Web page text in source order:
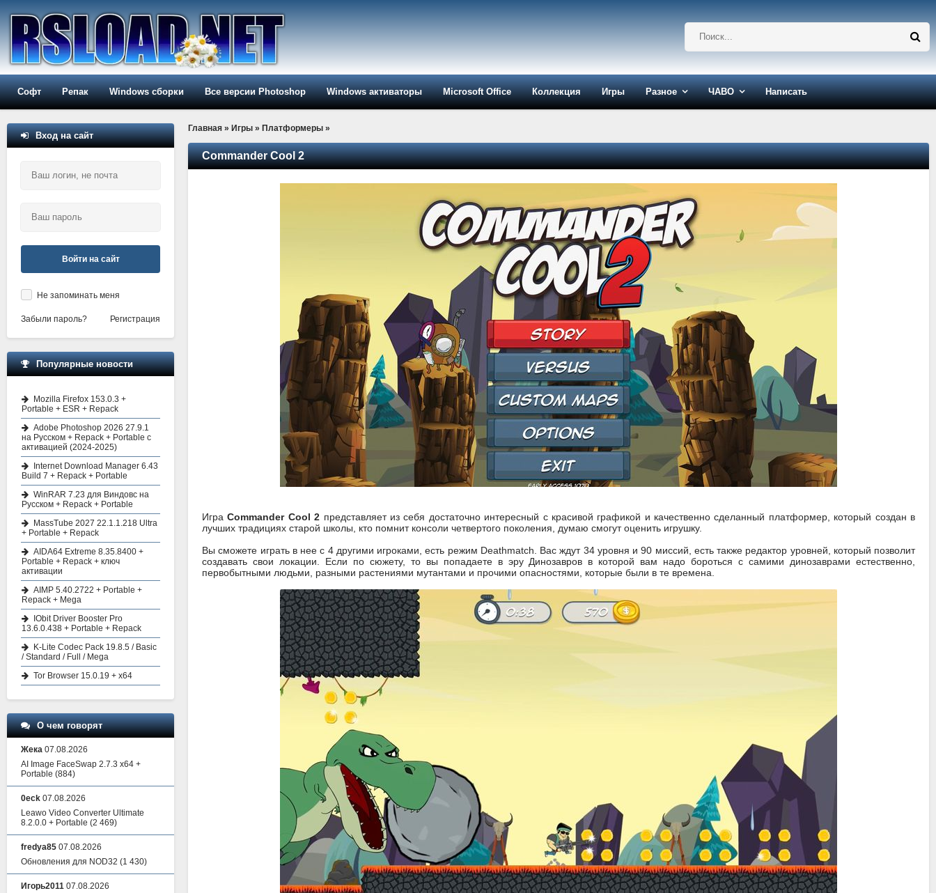
Софт Репак Windows сборки Все версии Photoshop Windows активаторы Microsoft Office Коллекция Игры Разное ЧАВО Написать
Главная » Игры » Платформеры »
Commander Cool 2
ИграCommander Cool 2 представляет из себя достаточно интересный с красивой графикой и качественно сделанный платформер, который создан в
лучших традициях старой школы, кто помнит консоли четвертого поколения, думаю смогут оценить игрушку.
Вы сможете играть в нее с 4 другими игроками, есть режим Deathmatch. Вас ждут 34 уровня и 90 миссий, есть также редактор уровней, который позволит
создавать свои локации. Если по сюжету, то вы попадаете в эру Динозавров в которой вам надо бороться с самими динозаврами естественно,
первобытными людьми, разными растениями мутантами и прочими опасностями, которые были в те времена.
Вход на сайт
Войти на сайт
Не запоминать меня
Забыли пароль? Регистрация
Популярные новости
Mozilla Firefox 153.0.3 +
Portable + ESR + Repack
Adobe Photoshop 2026 27.9.1
на Русском + Repack + Portable с
активацией (2024-2025)
Internet Download Manager 6.43
Build 7 + Repack + Portable
WinRAR 7.23 для Виндовс на
Русском + Repack + Portable
MassTube 2027 22.1.1.218 Ultra
+ Portable + Repack
AIDA64 Extreme 8.35.8400 +
Portable + Repack + ключ
активации
AIMP 5.40.2722 + Portable +
Repack + Mega
IObit Driver Booster Pro
13.6.0.438 + Portable + Repack
K-Lite Codec Pack 19.8.5 / Basic
/ Standard / Full / Mega
Tor Browser 15.0.19 + x64
О чем говорят
Жека 07.08.2026
AI Image FaceSwap 2.7.3 x64 +
Portable (884)
0eck 07.08.2026
Leawo Video Converter Ultimate
8.2.0.0 + Portable (2 469)
fredya85 07.08.2026
Обновления для NOD32 (1 430)
Игорь2011 07.08.2026